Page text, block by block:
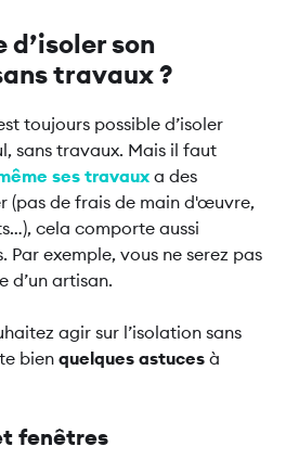
son
travaux ?
toujours possible d’isoler
sans travaux. Mais il faut
ses travaux a des
(pas de frais de main d'œuvre,
cela comporte aussi
Par exemple, vous ne serez pas
d’un artisan.
agir sur l’isolation sans
bienquelques astuces à
fenêtres